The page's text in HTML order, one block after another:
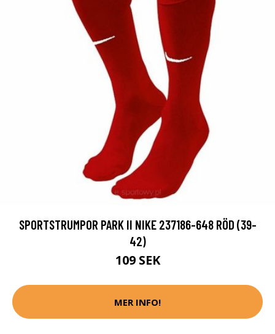
SPORTSTRUMPOR PARK II NIKE 237186-648 RÖD (39-
42)
109 SEK
MER INFO!